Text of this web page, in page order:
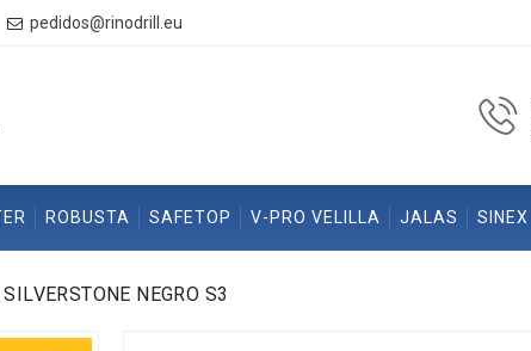
pedidos@rinodrill.eu
ROBUSTA SAFETOP V-PRO VELILLA JALAS SINEX
NEGRO S3